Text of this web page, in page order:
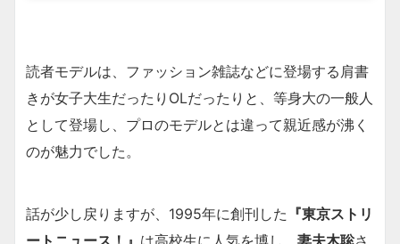
読者モデルは、ファッション雑誌などに登場する肩書
きが女子大生だったりOLだったりと、等身大の一般人
として登場し、プロのモデルとは違って親近感が沸く
のが魅力でした。
話が少し戻りますが、1995年に創刊した 『東京ストリ